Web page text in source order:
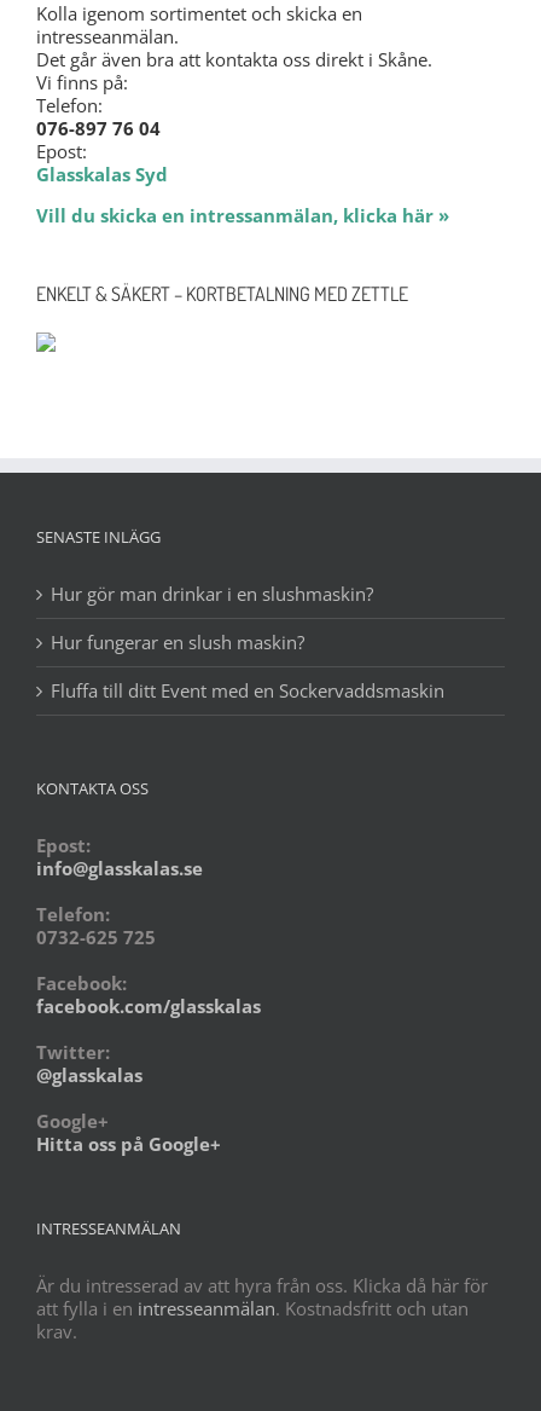
Kolla igenom sortimentet och skicka en
intresseanmälan.
Det går även bra att kontakta oss direkt i Skåne.
Vi finns på:
Telefon:
076-897 76 04
Epost:
Glasskalas Syd
Vill du skicka en intressanmälan, klicka här »
ENKELT & SÄKERT – KORTBETALNING MED ZETTLE
SENASTE INLÄGG
Hur gör man drinkar i en slushmaskin?
Hur fungerar en slush maskin?
Fluffa till ditt Event med en Sockervaddsmaskin
KONTAKTA OSS
Epost:
info@glasskalas.se
Telefon:
0732-625 725
Facebook:
facebook.com/glasskalas
Twitter:
@glasskalas
Google+
Hitta oss på Google+
INTRESSEANMÄLAN
Är du intresserad av att hyra från oss. Klicka då här för
att fylla i en intresseanmälan. Kostnadsfritt och utan
krav.